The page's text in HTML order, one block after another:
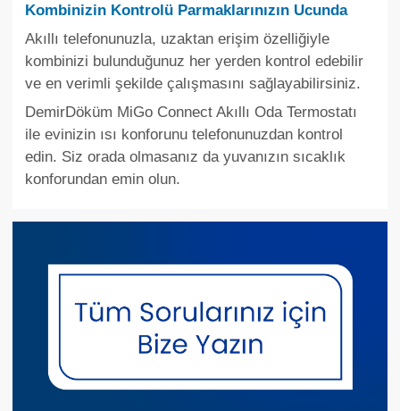
Kombinizin Kontrolü Parmaklarınızın Ucunda
Akıllı telefonunuzla, uzaktan erişim özelliğiyle
kombinizi bulunduğunuz her yerden kontrol edebilir
ve en verimli şekilde çalışmasını sağlayabilirsiniz.
DemirDöküm MiGo Connect Akıllı Oda Termostatı
ile evinizin ısı konforunu telefonunuzdan kontrol
edin. Siz orada olmasanız da yuvanızın sıcaklık
konforundan emin olun.